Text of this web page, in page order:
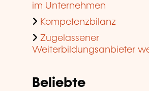
im Unternehmen
Kompetenzbilanz
Zugelassener
Weiterbildungsanbieter
Beliebte